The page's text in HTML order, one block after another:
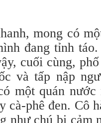
mong có
đang tỉnh
cuối cùng,
và tấp nập
một quán
cà-phê đen. Cô
như chú bị cảm